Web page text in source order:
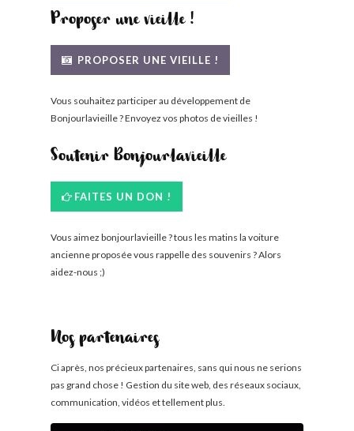
Proposer une vieille !
PROPOSER UNE VIEILLE !
Vous souhaitez participer au développement de
Bonjourlavieille ? Envoyez vos photos de vieilles !
Soutenir Bonjourlavieille
FAITES UN DON !
Vous aimez bonjourlavieille ? tous les matins la voiture
ancienne proposée vous rappelle des souvenirs ? Alors
aidez-nous ;)
Nos partenaires
Ci après, nos précieux partenaires, sans qui nous ne serions
pas grand chose ! Gestion du site web, des réseaux sociaux,
communication, vidéos et tellement plus.